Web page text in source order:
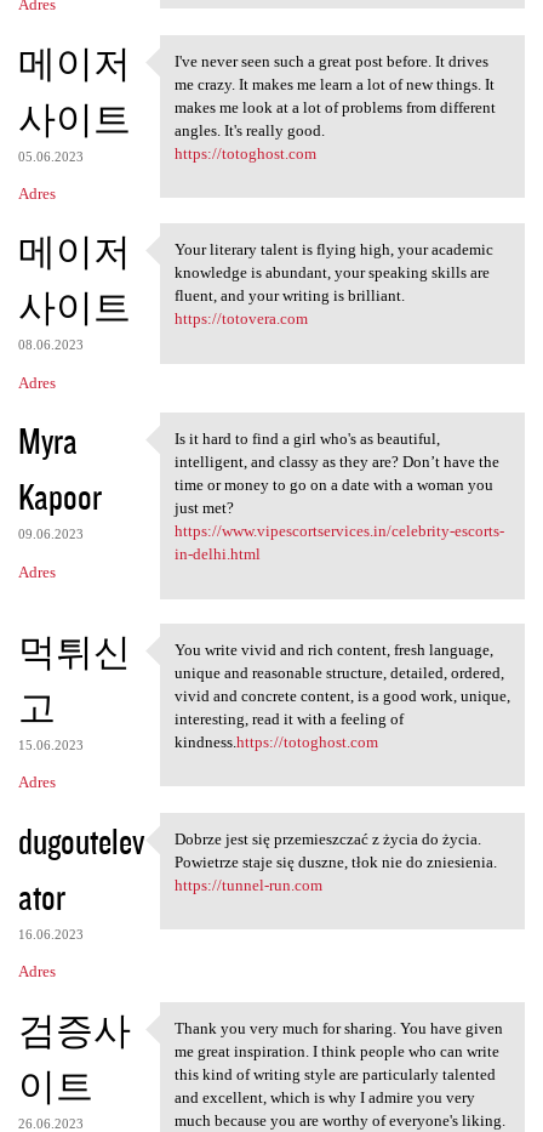
Adres
메이저
사이트
05.06.2023
Adres
I've never seen such a great
I've never seen such a great post before. It drives
me crazy. It makes me learn a lot of new things. It
makes me look at a lot of problems from different
angles. It's really good.
https://totoghost.com
메이저
사이트
08.06.2023
Adres
Your literary talent is
Your literary talent is flying high, your academic
knowledge is abundant, your speaking skills are
fluent, and your writing is brilliant.
https://totovera.com
Myra
Kapoor
09.06.2023
Adres
Is it hard to find a girl who
Is it hard to find a girl who's as beautiful,
intelligent, and classy as they are? Don’t have the
time or money to go on a date with a woman you
just met?
https://www.vipescortservices.in/celebrity-escorts-
in-delhi.html
먹튀신
고
15.06.2023
Adres
You write vivid and rich
You write vivid and rich content, fresh language,
unique and reasonable structure, detailed, ordered,
vivid and concrete content, is a good work, unique,
interesting, read it with a feeling of
kindness. https://totoghost.com
dugoutelev
ator
16.06.2023
Adres
Dobrze jest się przemieszczać
Dobrze jest się przemieszczać z życia do życia.
Powietrze staje się duszne, tłok nie do zniesienia.
https://tunnel-run.com
검증사
이트
26.06.2023
Thank you very much for
Thank you very much for sharing. You have given
me great inspiration. I think people who can write
this kind of writing style are particularly talented
and excellent, which is why I admire you very
much because you are worthy of everyone's liking.